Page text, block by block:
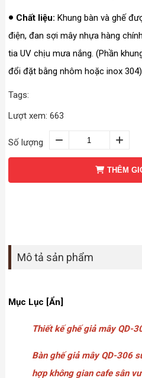
Chất liệu: Khung bàn và ghế
điện, đan sợi mây nhựa hàng
tia UV chịu mưa nắng. (Phần
đổi đặt bằng nhôm hoặc inox 304)
Tags:
Lượt xem: 663
Số lượng
THÊM
Mô tả sản phẩm
Mục Lục [Ẩn]
Thiết kế ghế giả mây QD-
Bàn ghế giả mây QD-306
hợp không gian cafe sân